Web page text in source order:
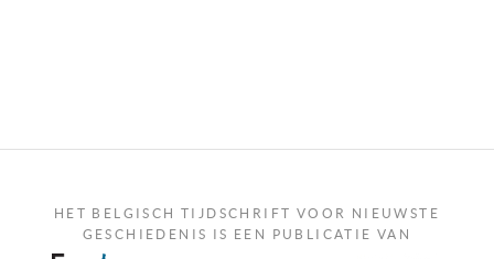
HET BELGISCH TIJDSCHRIFT VOOR NIEUWSTE
GESCHIEDENIS IS EEN PUBLICATIE VAN